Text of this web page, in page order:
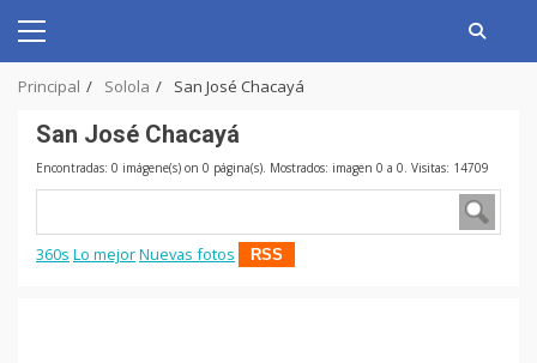
content
Primary
Principal Solola San José Chacayá
San José Chacayá
Encontradas: 0 imágene(s) on 0 página(s). Mostrados: imagen 0 a 0. Visitas: 14709
360s Lo mejorNuevas fotos RSS